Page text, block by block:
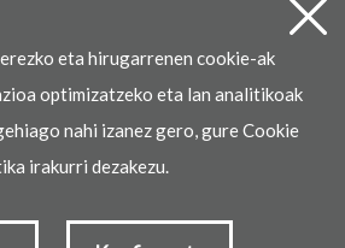
Desarrollado por
Contactar
eta hirugarrenen cookie-ak
optimizatzeko eta lan analitikoak
nahi izanez gero, gure Cookie
irakurri dezakezu.